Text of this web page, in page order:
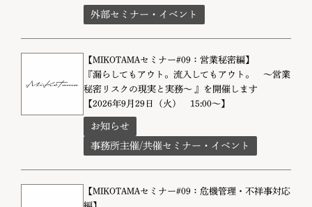
外部セミナー・イベント
【MIKOTAMAセミナー#09：営業秘密編】
『漏らしてもアウト。流入してもアウト。 〜営業
秘密リスクの現実と実務〜 』を開催します
【2026年9月29日（火） 15:00～】
お知らせ
事務所主催/共催セミナー・イベント
【MIKOTAMAセミナー#09：危機管理・不祥事対応